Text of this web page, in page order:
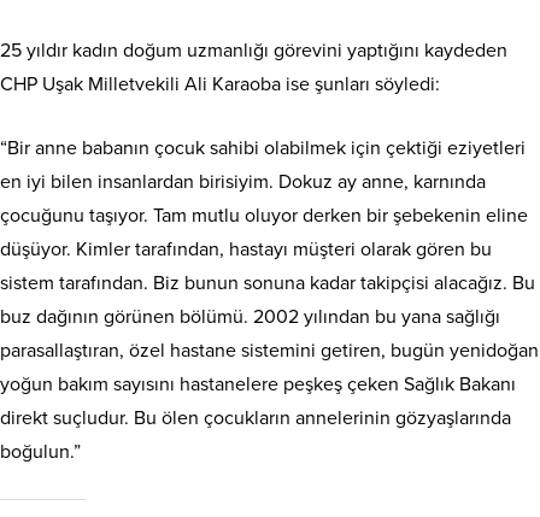
25 yıldır kadın doğum uzmanlığı görevini yaptığını kaydeden
CHP Uşak Milletvekili Ali Karaoba ise şunları söyledi:
“Bir anne babanın çocuk sahibi olabilmek için çektiği eziyetleri
en iyi bilen insanlardan birisiyim. Dokuz ay anne, karnında
çocuğunu taşıyor. Tam mutlu oluyor derken bir şebekenin eline
düşüyor. Kimler tarafından, hastayı müşteri olarak gören bu
sistem tarafından. Biz bunun sonuna kadar takipçisi alacağız. Bu
buz dağının görünen bölümü. 2002 yılından bu yana sağlığı
parasallaştıran, özel hastane sistemini getiren, bugün yenidoğan
yoğun bakım sayısını hastanelere peşkeş çeken Sağlık Bakanı
direkt suçludur. Bu ölen çocukların annelerinin gözyaşlarında
boğulun.”